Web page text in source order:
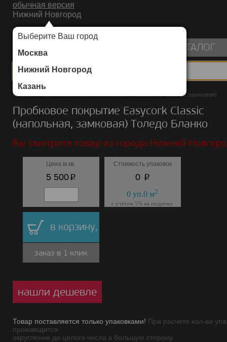
обычная версия
Нижний Новгород
Выберите Ваш город
Москва
Нижний Новгород
Казань
ИНТЕРНЕТ-МАГАЗИН НАПОЛЬНЫХ ПОКРЫТИЙ
КАТАЛОГ
Каталог/Пробковое покрытие/Easycork/Classic (напольная, замковая)
Пробковое покрытие Easycork Classic
(напольная, замковая) Толедо Бланко
Вы смотрите товар из города Нижний
Цена м.кв.
5 500p
Стоимость упаковок
0 p
0 уп.0 м2
с учётом 5% на подрезку
в корзину,
заказ в 1 клик
нашли дешевле
Товар поставляется только упаковками! При расчете кол-ва
производится
округление до целого числа в большую сторону.